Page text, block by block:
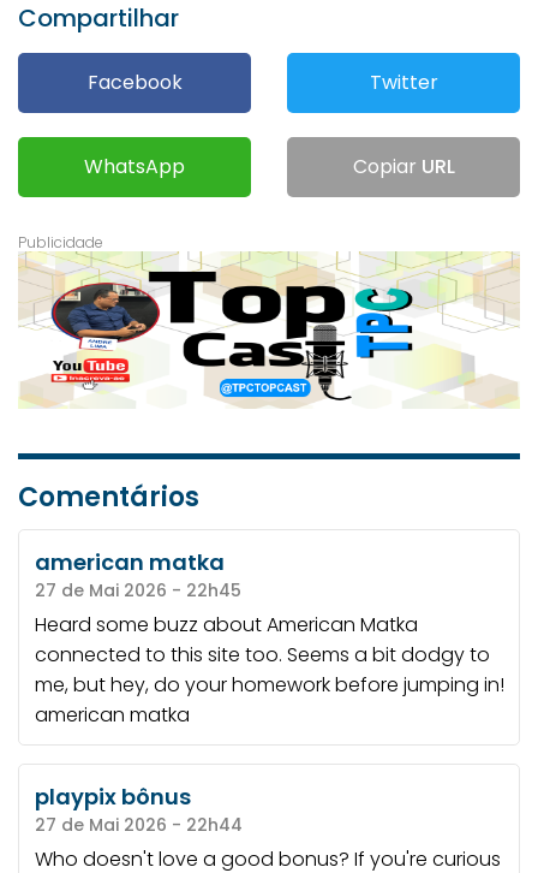
Compartilhar
Facebook Twitter
WhatsApp Copiar URL
Comentários
american matka
27 de Mai 2026 - 22h45
Heard some buzz about American Matka
connected to this site too. Seems a bit dodgy to
me, but hey, do your homework before jumping in!
american matka
playpix bônus
27 de Mai 2026 - 22h44
Who doesn't love a good bonus? If you're curious